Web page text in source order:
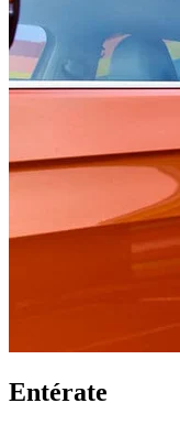
Entérate